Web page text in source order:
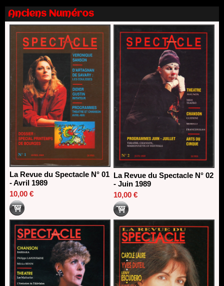
Nomination de Nathalie Garraud et Olivier Saccomano à la
direction du Théâtre de Gennevilliers - CDN
13/06/2026
Dispositif SACD Auteurs d'espaces : les lauréats 2026
18/03/2026
Anciens Numéros
La Revue du Spectacle N° 01
- Avril 1989
10,00 €
La Revue du Spectacle N° 02
- Juin 1989
10,00 €